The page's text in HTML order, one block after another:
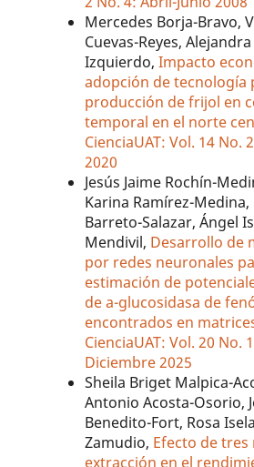
Mercedes Borja-Bravo,
Cuevas-Reyes,
Izquierdo,Impacto
adopción de tecnología
producción de frijol en
temporal en el norte
CienciaUAT: Vol. 14 No.
2020
Jesús Jaime Rochín-
Karina Ramírez-
Barreto-Salazar, Ángel
Mendivil, Desarrollo de
por redes neuronales
estimación de
de a-glucosidasa de
encontrados en
CienciaUAT: Vol. 20 No.
Diciembre 2025
Sheila Briget Malpica-
Antonio Acosta-Osorio,
Benedito-Fort, Rosa
Zamudio, Efecto de
extracción en el